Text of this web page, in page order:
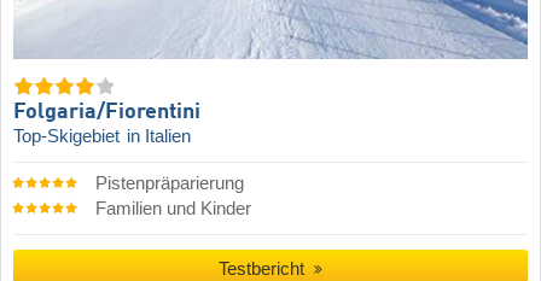
Folgaria/​Fiorentini
Top-Skigebiet in Italien
Pistenpräparierung
Familien und Kinder
Testbericht